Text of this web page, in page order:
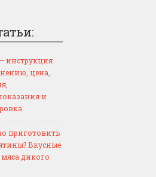
инструкция
цена,
и
приготовить
Вкусные
дикого